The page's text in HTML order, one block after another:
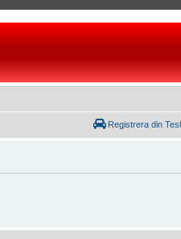
Registrera din